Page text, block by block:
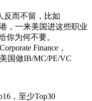
反而不留，比如
，一来美国进这些职业
你为何不要。
Finance，
国做IB/MC/PE/VC
，至少Top30